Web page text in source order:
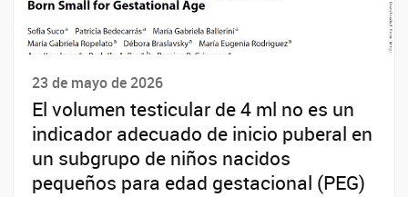
23 de mayo de 2026
El volumen testicular de 4 ml no es un
indicador adecuado de inicio puberal en
un subgrupo de niños nacidos
pequeños para edad gestacional (PEG)